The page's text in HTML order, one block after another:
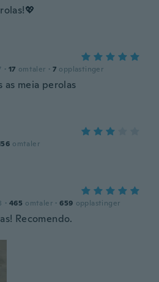
· 17 omtaler · 7 opplastinger
meia perolas
omtaler
· 465 omtaler · 659 opplastinger
Recomendo.